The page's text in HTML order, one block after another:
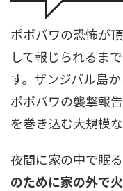
ポポバワの恐怖が
して報じられるま
す。ザンジバル島
ポポバワの襲撃報
を巻き込む大規模
夜間に家の中で眠
のために家の外で